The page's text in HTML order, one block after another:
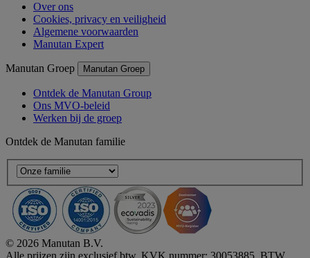
Over ons
Cookies, privacy en veiligheid
Algemene voorwaarden
Manutan Expert
Manutan Groep Manutan Groep
Ontdek de Manutan Group
Ons MVO-beleid
Werken bij de groep
Ontdek de Manutan familie
© 2026 Manutan B.V.
Alle prijzen zijn exclusief btw. KVK nummer: 30053885, BTW